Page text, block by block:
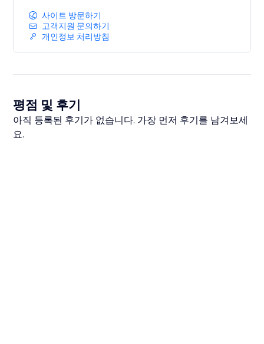
사이트 방문하기
고객지원 문의하기
개인정보 처리방침
평점 및 후기
아직 등록된 후기가 없습니다. 가장 먼저 후기를 남겨보세
요.